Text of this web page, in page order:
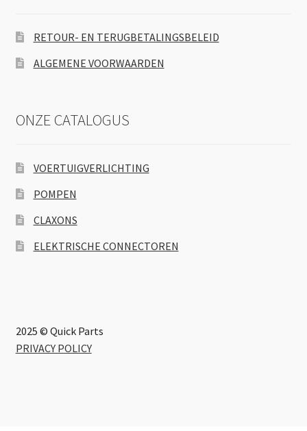
RETOUR- EN TERUGBETALINGSBELEID
ALGEMENE VOORWAARDEN
ONZE CATALOGUS
VOERTUIGVERLICHTING
POMPEN
CLAXONS
ELEKTRISCHE CONNECTOREN
2025 © Quick Parts
PRIVACY POLICY